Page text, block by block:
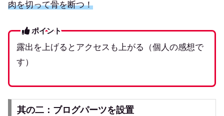
肉を切って骨を断つ！
ポイント
露出を上げるとアクセスも上がる（個人の感想で
す）
其の二：ブログパーツを設置